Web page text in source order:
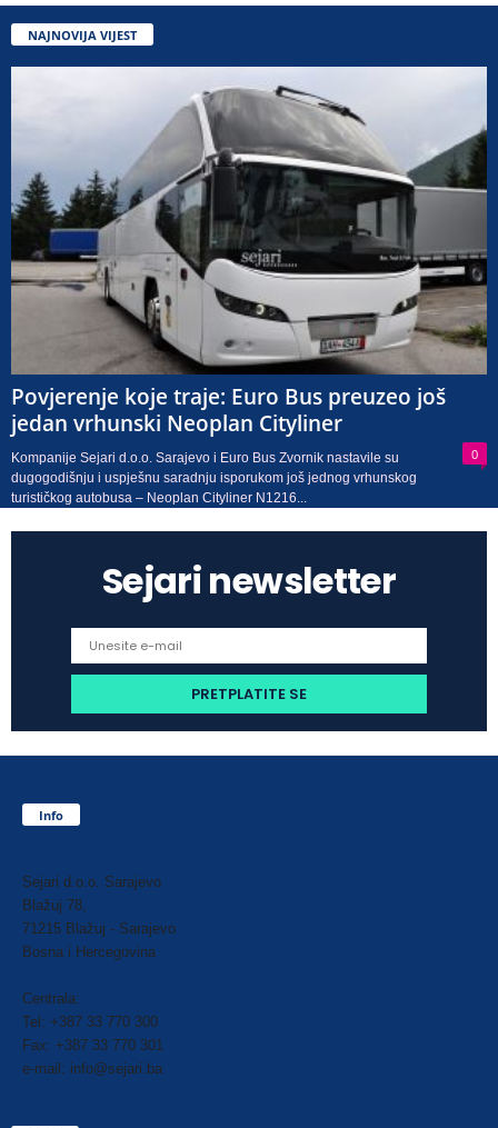
NAJNOVIJA VIJEST
Povjerenje koje traje: Euro Bus preuzeo još
jedan vrhunski Neoplan Cityliner
0
Kompanije Sejari d.o.o. Sarajevo i Euro Bus Zvornik nastavile su
dugogodišnju i uspješnu saradnju isporukom još jednog vrhunskog
turističkog autobusa – Neoplan Cityliner N1216...
Sejari newsletter
Info
Sejari d.o.o. Sarajevo
Blažuj 78,
71215 Blažuj - Sarajevo
Bosna i Hercegovina
Centrala:
Tel: +387 33 770 300
Fax: +387 33 770 301
e-mail: info@sejari.ba